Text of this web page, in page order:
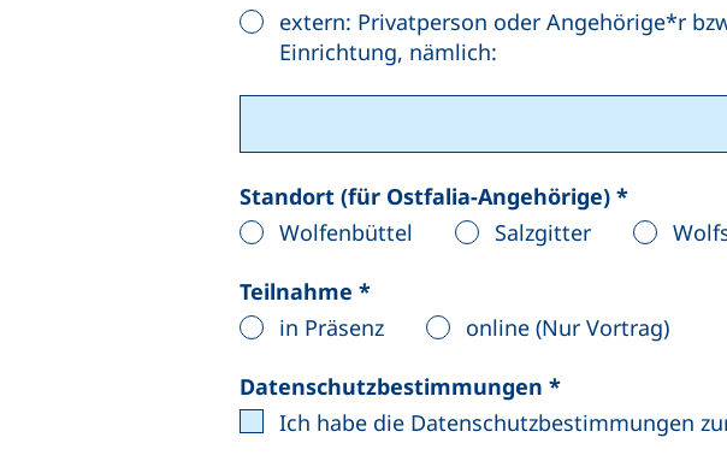
extern: Privatperson oder Angehörige*r
Einrichtung, nämlich:
Standort (für Ostfalia-Angehörige) *
Wolfenbüttel
Salzgitter
Teilnahme *
in Präsenz
online (Nur Vortrag)
Datenschutzbestimmungen *(mindestens
Ich habe die Datenschutzbestimmungen